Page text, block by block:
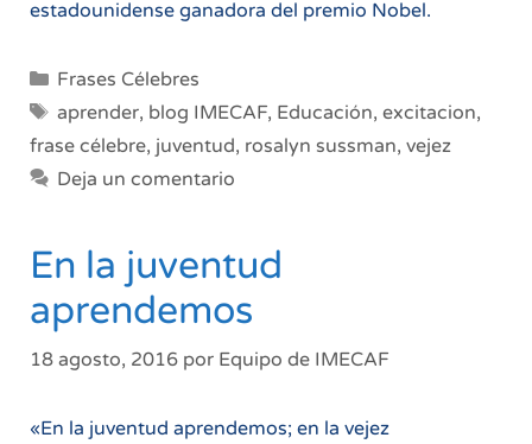
estadounidense ganadora del premio Nobel.
Categorías
Frases Célebres
Etiquetas
aprender, blog IMECAF, Educación, excitacion,
frase célebre, juventud, rosalyn sussman, vejez
Deja un comentario
En la juventud
aprendemos
18 agosto, 2016 por Equipo de IMECAF
«En la juventud aprendemos; en la vejez